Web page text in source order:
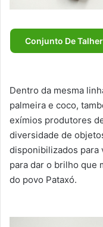
Conjunto De
Dentro da mesma
palmeira e coco,
exímios produtores
diversidade de
disponibilizados para
para dar o brilho que
do povo Pataxó.